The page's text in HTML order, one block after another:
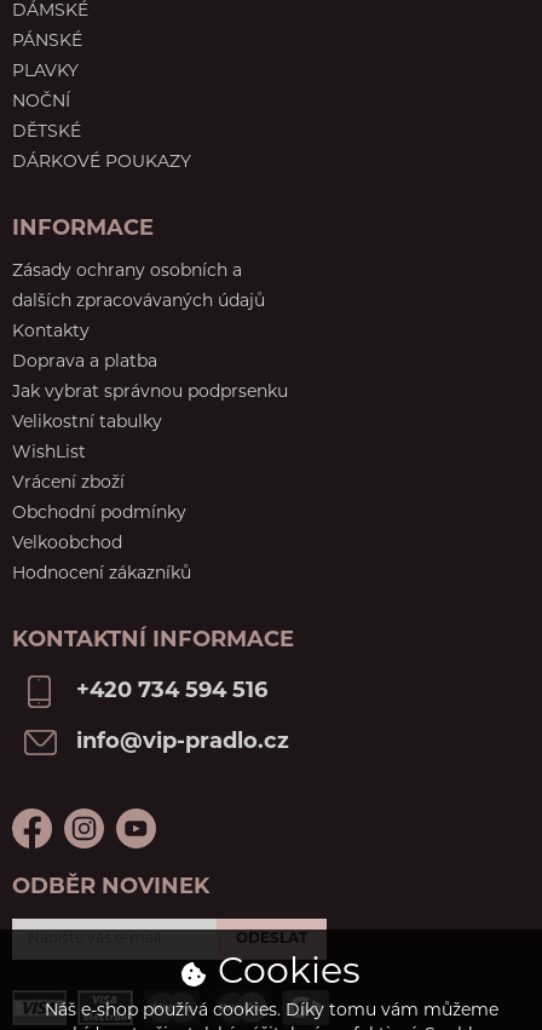
DÁMSKÉ
PÁNSKÉ
PLAVKY
NOČNÍ
DĚTSKÉ
DÁRKOVÉ POUKAZY
INFORMACE
Zásady ochrany osobních a
dalších zpracovávaných údajů
Kontakty
Doprava a platba
Jak vybrat správnou podprsenku
Velikostní tabulky
WishList
Vrácení zboží
Obchodní podmínky
Velkoobchod
Hodnocení zákazníků
KONTAKTNÍ INFORMACE
+420 734 594 516
info@vip-pradlo.cz
ODBĚR NOVINEK
ODESLAT
Cookies
Náš e-shop používá cookies. Díky tomu vám můžeme